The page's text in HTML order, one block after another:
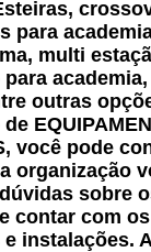
para
multi
outras
você pode
organização
sobre
contar com
instalações.